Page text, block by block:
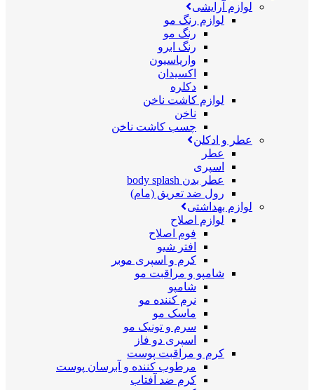
لوازم آرایشی
لوازم رنگ مو
رنگ مو
رنگ ابرو
واریاسیون
اکسیدان
دکلره
لوازم کاشت ناخن
ناخن
چسب کاشت ناخن
عطر و ادکلن
عطر
اسپری
عطر بدن body splash
رول ضد تعریق (مام)
لوازم بهداشتی
لوازم اصلاح
فوم اصلاح
افتر شیو
کرم و اسپری موبر
شامپو و مراقبت مو
شامپو
نرم کننده مو
ماسک مو
سرم و تونیک مو
اسپری دو فاز
کرم و مراقبت پوست
مرطوب کننده و آبرسان پوست
کرم ضد آفتاب